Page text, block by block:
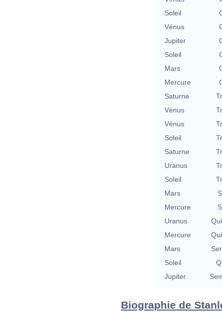
Soleil
Vénus
Jupiter
Soleil
Mars
Mercure
Saturne
Vénus
Vénus
Soleil
Saturne
Uranus
Soleil
Mars
Mercure
Uranus
Mercure
Mars
Soleil
Jupiter
Biographie de